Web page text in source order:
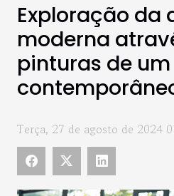
Exploração da
moderna
pinturas de
Terça, 27 de agosto de 2024